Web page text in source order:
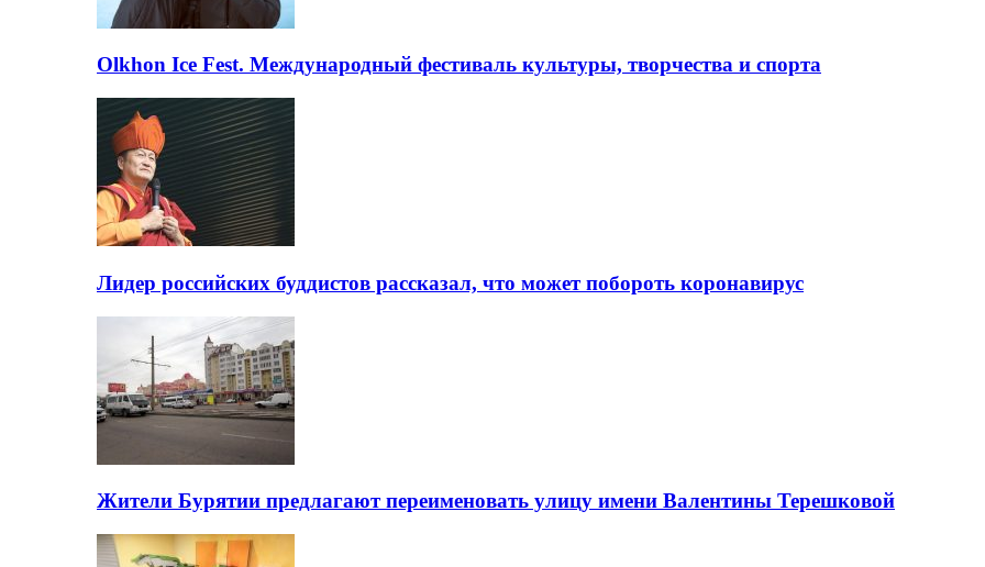
Olkhon Ice Fest. Международный фестиваль культуры, творчества и спорта
Лидер российских буддистов рассказал, что может побороть коронавирус
Жители Бурятии предлагают переименовать улицу имени Валентины Терешковой